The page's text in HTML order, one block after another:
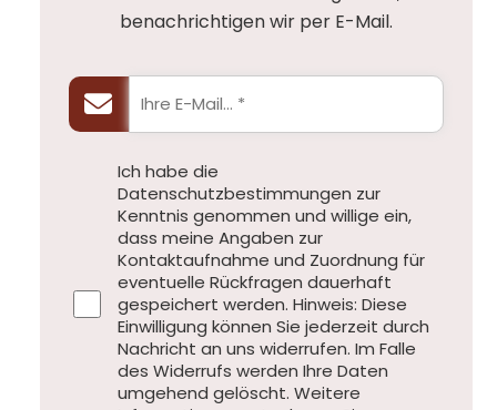
benachrichtigen wir per E-Mail.
Ich habe die
Datenschutzbestimmungen zur
Kenntnis genommen und willige ein,
dass meine Angaben zur
Kontaktaufnahme und Zuordnung für
eventuelle Rückfragen dauerhaft
gespeichert werden. Hinweis: Diese
Einwilligung können Sie jederzeit durch
Nachricht an uns widerrufen. Im Falle
des Widerrufs werden Ihre Daten
umgehend gelöscht. Weitere